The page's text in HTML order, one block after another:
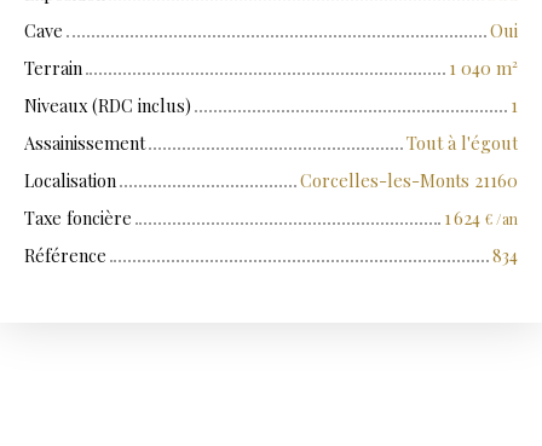
Cave
Oui
Terrain
1 040 m²
Niveaux (RDC inclus)
1
Assainissement
Tout à l'égout
Localisation
Corcelles-les-Monts 21160
Taxe foncière
1 624 € /an
Référence 834